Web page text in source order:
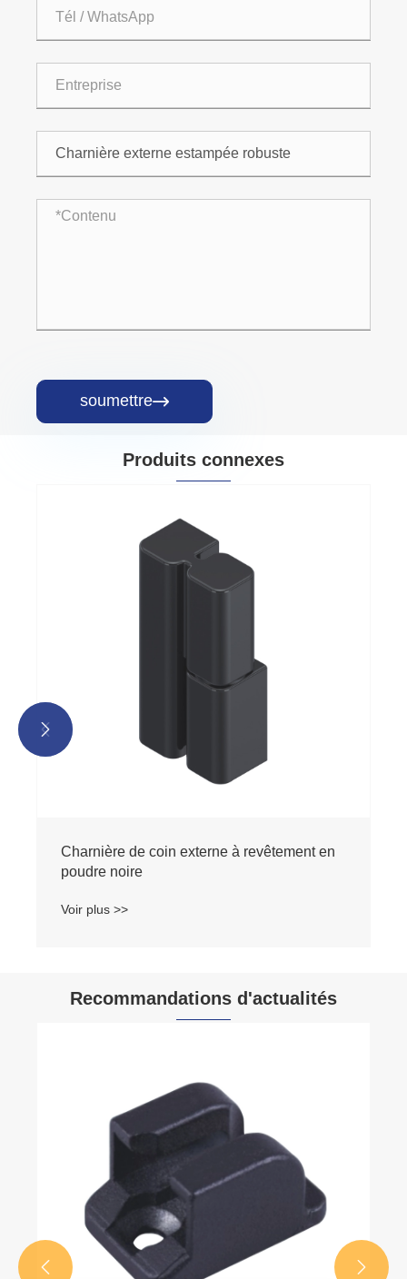
soumettre
Produits connexes
Charnière de coin externe à revêtement en
poudre noire
Voir plus >>


Recommandations d'actualités
 